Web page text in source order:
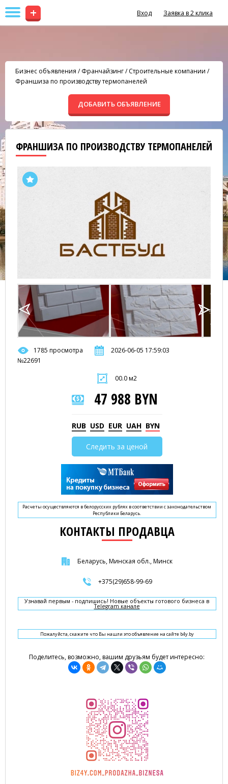
+ Вход Заявка в 2 клика
Бизнес объявления /Франчайзинг/Строительные компании /
Франшиза по производству термопанелей
ДОБАВИТЬ ОБЪЯВЛЕНИЕ
ФРАНШИЗА ПО ПРОИЗВОДСТВУ ТЕРМОПАНЕЛЕЙ
1785 просмотра
2026-06-05 17:59:03
№22691
00.0 м2
47 988 BYN
RUB USD EUR UAH BYN
Следить за ценой
Расчеты осуществляются в белорусских рублях в соответствии с законодательством
Республики Беларусь.
КОНТАКТЫ ПРОДАВЦА
Беларусь, Минская обл., Минск
+375(29)658-99-69
Узнавай первым - подпишись! Новые объекты готового бизнеса в
Telegram канале
Пожалуйста, скажите что Вы нашли это объявление на сайте b4y.by
Поделитесь, возможно, вашим друзьям будет интересно: